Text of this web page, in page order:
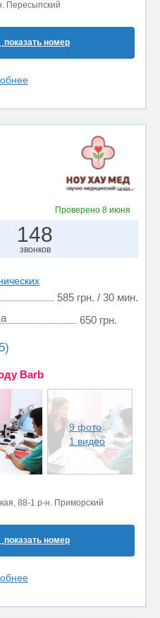
Пересыпский
показать номер
Проверено8 июня
148
звонков
585 грн. / 30 мин.
650 грн.
Barb
9 фото
1 видео
88-1 р-н. Приморский
показать номер